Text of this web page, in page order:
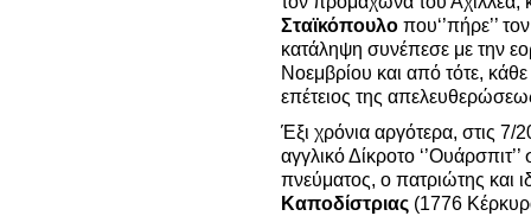
Σταϊκόπουλο που‘’πήρε’’
κατάληψη συνέπεσε με την
Νοεμβρίου και από τότε,
επέτειος της
Έξι χρόνια αργότερα, στις 7/
αγγλικό Δίκροτο
πνεύματος, ο πατριώτης και
Καποδίστριας (1776